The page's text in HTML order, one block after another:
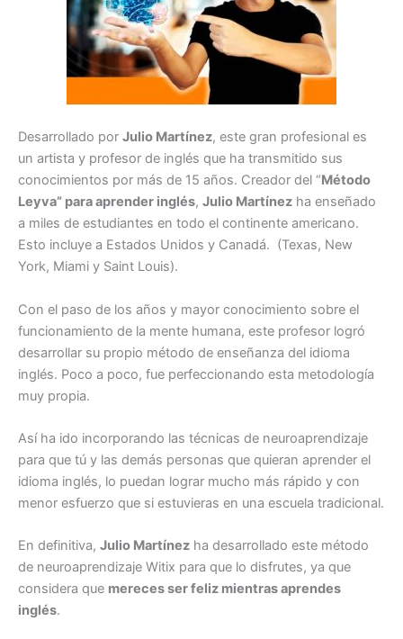
Desarrollado por Julio Martínez, este gran profesional es
un artista y profesor de inglés que ha transmitido sus
conocimientos por más de 15 años. Creador del “Método
Leyva” para aprender inglés, Julio Martínez ha enseñado
a miles de estudiantes en todo el continente americano.
Esto incluye a Estados Unidos y Canadá. (Texas, New
York, Miami y Saint Louis).
Con el paso de los años y mayor conocimiento sobre el
funcionamiento de la mente humana, este profesor logró
desarrollar su propio método de enseñanza del idioma
inglés. Poco a poco, fue perfeccionando esta metodología
muy propia.
Así ha ido incorporando las técnicas de neuroaprendizaje
para que tú y las demás personas que quieran aprender el
idioma inglés, lo puedan lograr mucho más rápido y con
menor esfuerzo que si estuvieras en una escuela tradicional.
En definitiva, Julio Martínez ha desarrollado este método
de neuroaprendizaje Witix para que lo disfrutes, ya que
considera que mereces ser feliz mientras aprendes
inglés.